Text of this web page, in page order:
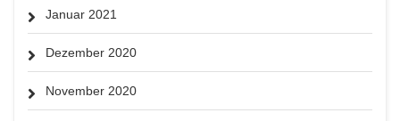
Januar 2021
Dezember 2020
November 2020